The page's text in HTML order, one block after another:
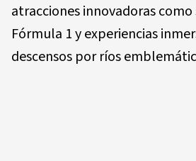
atracciones innovadoras
Fórmula 1 y experiencias
descensos por ríos